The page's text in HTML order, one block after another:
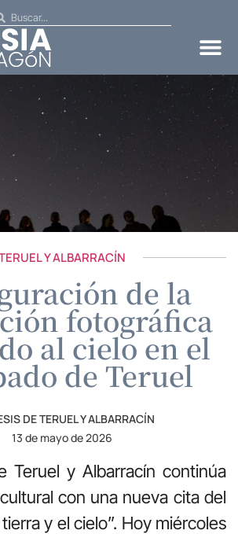
Y ALBARRACÍN
de la
fotográfica
al cielo en el
de Teruel
DE TERUEL Y ALBARRACÍN
13 de mayo de 2026
Teruel y Albarracín continúa
con una nueva cita del
y el cielo”. Hoy miércoles